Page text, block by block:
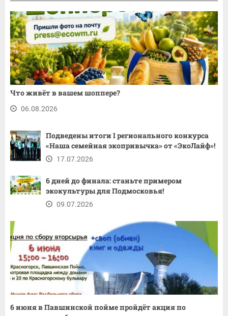
Что живёт в вашем шоппере?
06.08.2026
Подведены итоги I регионального конкурса
«Наша семейная экопривычка» от «ЭкоЛайф»!
17.07.2026
6 дней до финала: станьте примером
экокультуры для Подмосковья!
09.07.2026
6 июня в Павшинской пойме пройдёт акция по